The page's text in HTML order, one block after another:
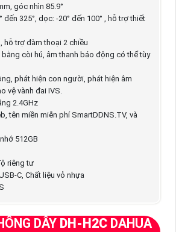
góc nhìn 85.9°
đến 325°, dọc: -20° đến 100° , hỗ trợ thiết
hỗ trợ đàm thoại 2 chiều
còi hú, âm thanh báo động có thể tùy
phát hiện con người, phát hiện âm
vệ vành đai IVS.
2.4GHz
tên miền miễn phí SmartDDNS.TV, và
512GB
riêng tư
C, Chất liệu vỏ nhựa
DÂY DH-H2CDAHUA